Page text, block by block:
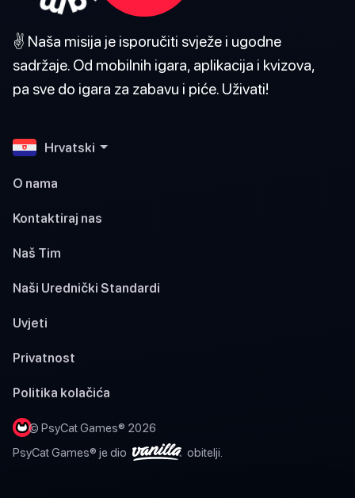
✌️ Naša misija je isporučiti svježe i ugodne
sadržaje. Od mobilnih igara, aplikacija i kvizova,
pa sve do igara za zabavu i piće. Uživati!
Hrvatski
O nama
Kontaktiraj nas
Naš Tim
Naši Urednički Standardi
Uvjeti
Privatnost
Politika kolačića
© PsyCat Games® 2026
PsyCat Games® je dio
obitelji.